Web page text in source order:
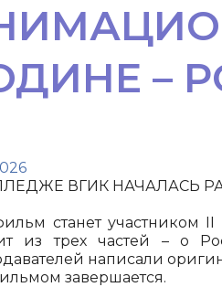
–
ВГИК НАЧАЛАСЬ
станет участником
из трех частей – о
написали
завершается.